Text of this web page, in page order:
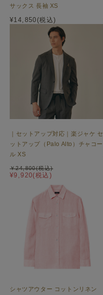
サックス 長袖 XS
¥14,850(税込)
｜セットアップ対応｜楽ジャケ セ
ットアップ（Palo Alto）チャコー
ル XS
¥9,920(税込)
￥24,800(税込)
シャツアウター コットンリネン